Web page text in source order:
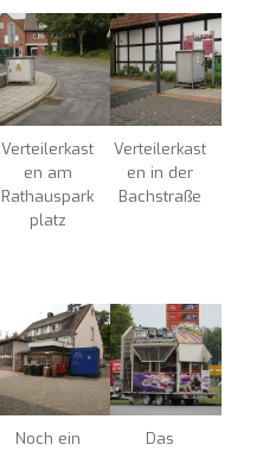
Verteilerkast
en am
Rathauspark
platz
Verteilerkast
en in der
Bachstraße
Noch ein
Das